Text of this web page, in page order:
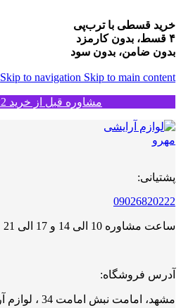
خرید قسطی با ترب‌پی
۴ قسط، بدون کارمزد
بدون ضامن، بدون سود
Skip to navigation Skip to main content
مشاوره قبل از خرید 09026820222
پشتیانی:
09026820222
ساعت مشاوره 10 الی 14 و 17 الی 21
آدرس فروشگاه:
مشهد، امامت نبش امامت 34 ، لوازم آرایش مهرو